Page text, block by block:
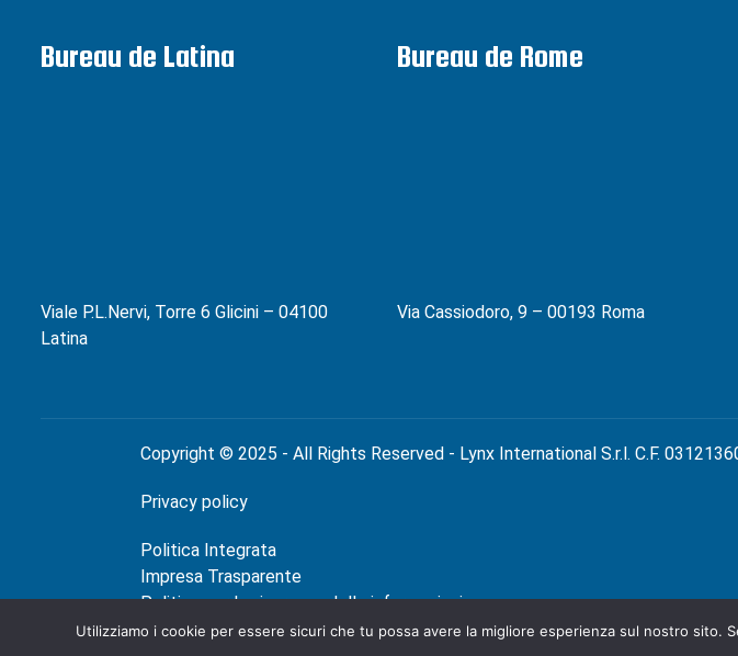
Bureau de Latina
Viale P.L.Nervi, Torre 6 Glicini – 04100
Latina
Bureau de Rome
Via Cassiodoro, 9 – 00193 Roma
Copyright © 2025 - All Rights Reserved - Lynx International S.r.l. C.F.
Privacy policy
Politica Integrata
Impresa Trasparente
Politica per la sicurezza delle informazioni
Utilizziamo i cookie per essere sicuri che tu possa avere la migliore esperienza sul nostro sito.